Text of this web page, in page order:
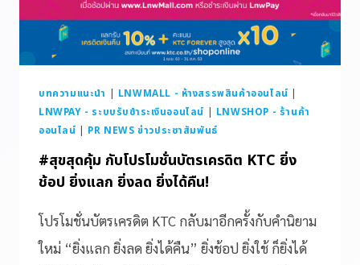
บทความแนะนำ | LNWMALL - ห้างสรรพสินค้าออนไลน์ |
LNWPAY - ระบบรับชำระเงินออนไลน์ | LNWSHOP - ร้านค้า
ออนไลน์ | PR NEWS ข่าวประชาสัมพันธ์
#สุขสุดคุ้ม กับโปรโมชั่นบัตรเครดิต KTC ยิ่ง
ช้อป ยิ่งแลก ยิ่งลด ยิ่งได้คืน!
โปรโมชั่นบัตรเครดิต KTC กลับมาอีกครั้งกับคำนิยาม
ใหม่ “ยิ่งแลก ยิ่งลด ยิ่งได้คืน” ยิ่งช้อป ยิ่งใช้ ก็ยิ่งได้